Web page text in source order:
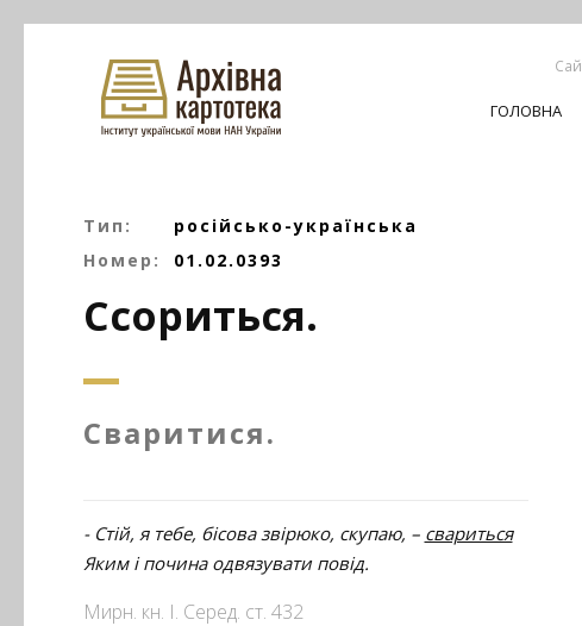
ГОЛОВНА
Тип:
російсько-українська
Номер:
01.02.0393
Ссориться.
Сваритися.
- Стій, я тебе, бісова звірюко, скупаю, – свариться
Яким і почина одвязувати повід.
Мирн. кн. І. Серед. ст. 432